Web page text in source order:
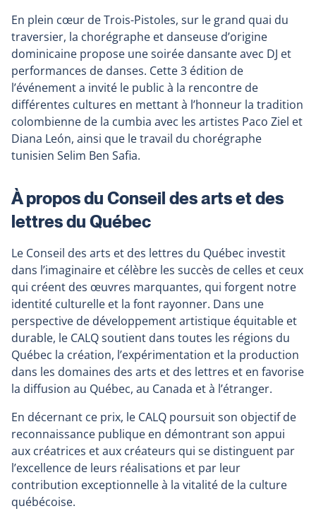
En plein cœur de Trois-Pistoles, sur le grand quai du
traversier, la chorégraphe et danseuse d’origine
dominicaine propose une soirée dansante avec DJ et
performances de danses. Cette 3 édition de
l’événement a invité le public à la rencontre de
différentes cultures en mettant à l’honneur la tradition
colombienne de la cumbia avec les artistes Paco Ziel et
Diana León, ainsi que le travail du chorégraphe
tunisien Selim Ben Safia.
À propos du Conseil des arts et des
lettres du Québec
Le Conseil des arts et des lettres du Québec investit
dans l’imaginaire et célèbre les succès de celles et ceux
qui créent des œuvres marquantes, qui forgent notre
identité culturelle et la font rayonner. Dans une
perspective de développement artistique équitable et
durable, le CALQ soutient dans toutes les régions du
Québec la création, l’expérimentation et la production
dans les domaines des arts et des lettres et en favorise
la diffusion au Québec, au Canada et à l’étranger.
En décernant ce prix, le CALQ poursuit son objectif de
reconnaissance publique en démontrant son appui
aux créatrices et aux créateurs qui se distinguent par
l’excellence de leurs réalisations et par leur
contribution exceptionnelle à la vitalité de la culture
québécoise.